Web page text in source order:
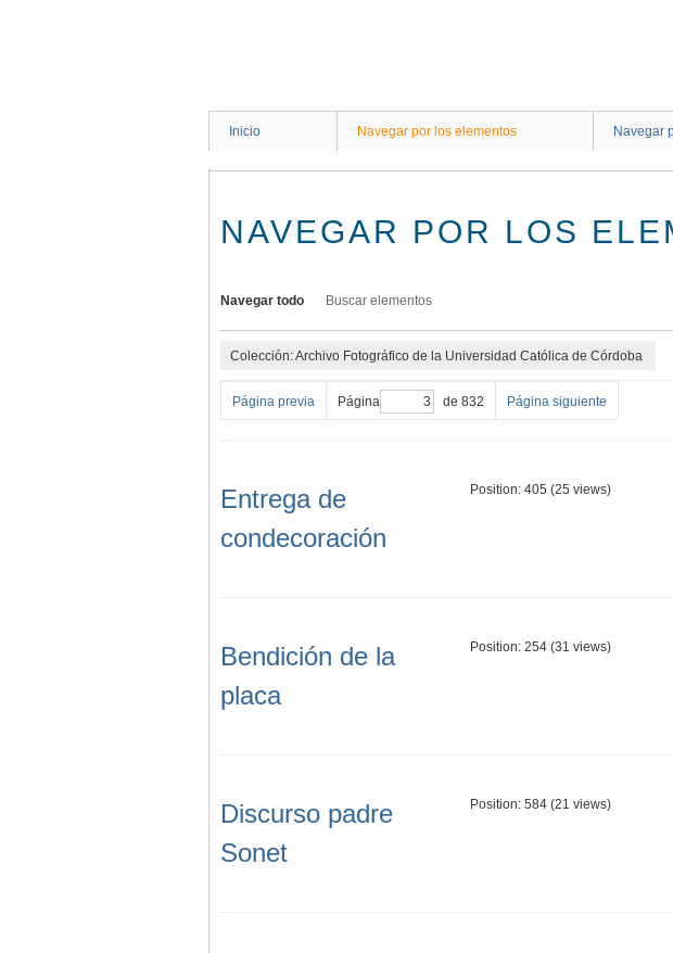
Inicio Navegar por los elementos Navegar
NAVEGAR POR LOS
Navegar todo Buscar elementos
Colección: Archivo Fotográfico de la Universidad Católica de Córdoba
Página previa Página de 832 Página siguiente
Entrega de
condecoración
Position: 405 (25 views)
Bendición de la
placa
Position: 254 (31 views)
Discurso padre
Sonet
Position: 584 (21 views)